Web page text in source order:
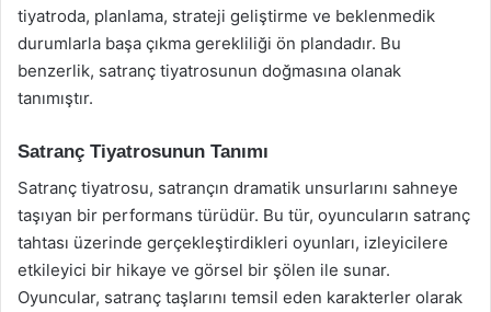
tiyatroda, planlama, strateji geliştirme ve beklenmedik
durumlarla başa çıkma gerekliliği ön plandadır. Bu
benzerlik, satranç tiyatrosunun doğmasına olanak
tanımıştır.
Satranç Tiyatrosunun Tanımı
Satranç tiyatrosu, satrançın dramatik unsurlarını sahneye
taşıyan bir performans türüdür. Bu tür, oyuncuların satranç
tahtası üzerinde gerçekleştirdikleri oyunları, izleyicilere
etkileyici bir hikaye ve görsel bir şölen ile sunar.
Oyuncular, satranç taşlarını temsil eden karakterler olarak